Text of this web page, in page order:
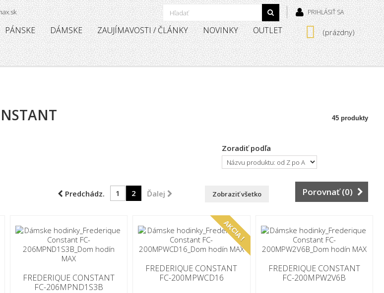
PRIHLÁSIŤ SA
PÁNSKE DÁMSKE ZAUJÍMAVOSTI / ČLÁNKY NOVINKY OUTLET (prázdny)
45 produkty
Zoradiť podľa
Porovnať (0)
Zobraziť všetko
Predchádz. 1 2 Ďalej
FREDERIQUE CONSTANT
FC-206MPND1S3B
AKCIA !
FREDERIQUE CONSTANT
FC-200MPWCD16
FREDERIQUE CONSTANT
FC-200MPW2V6B